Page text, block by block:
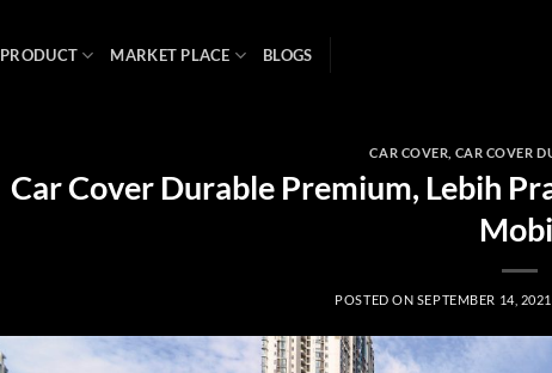
PRODUCT MARKET PLACE BLOGS
CAR COVER CAR COVER
Car Cover Durable Premium, Lebih
POSTED ON SEPTEMBER 14, 2021